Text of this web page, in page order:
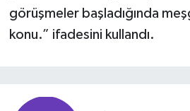
görüşmeler başladığında
konu.” ifadesini kullandı.